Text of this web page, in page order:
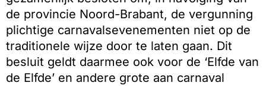
de provincie Noord-Brabant, de vergunning
plichtige carnavalsevenementen niet op de
traditionele wijze door te laten gaan. Dit
besluit geldt daarmee ook voor de ‘Elfde van
de Elfde’ en andere grote aan carnaval